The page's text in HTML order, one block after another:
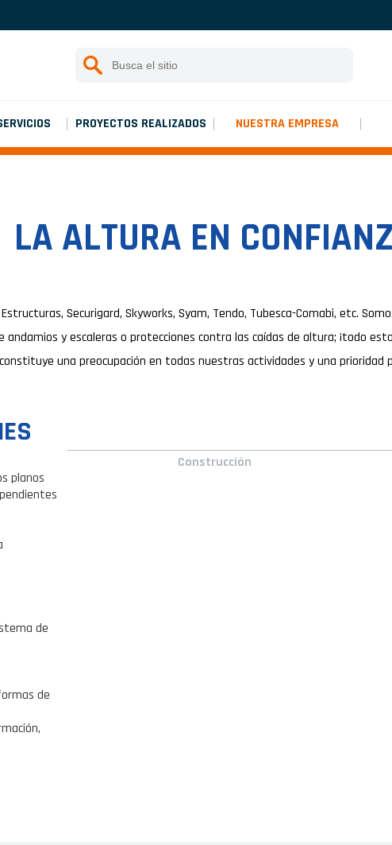
Rechercher :
Iniciar una investigación
Instrucciones de montaje
PROYECTOS REALIZADOS NUESTRA EMPRESA
LA ALTURA EN
Securigard, Skyworks, Syam, Tendo, Tubesca-Comabi, etc.
y escaleras o protecciones contra las caídas de altura; ¡todo
una preocupación en todas nuestras actividades y una prioridad
planos
de
de
Construcción